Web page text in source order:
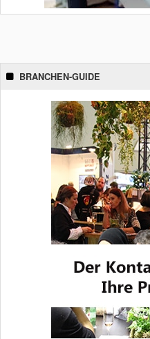
BRANCHEN-GUIDE